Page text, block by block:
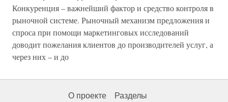
Конкуренция – важнейший фактор и средство контроля в
рыночной системе. Рыночный механизм предложения и
спроса при помощи маркетинговых исследований
доводит пожелания клиентов до производителей услуг, а
через них – и до
О проекте Разделы